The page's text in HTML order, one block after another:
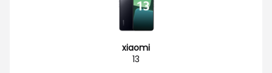
xiaomi
13